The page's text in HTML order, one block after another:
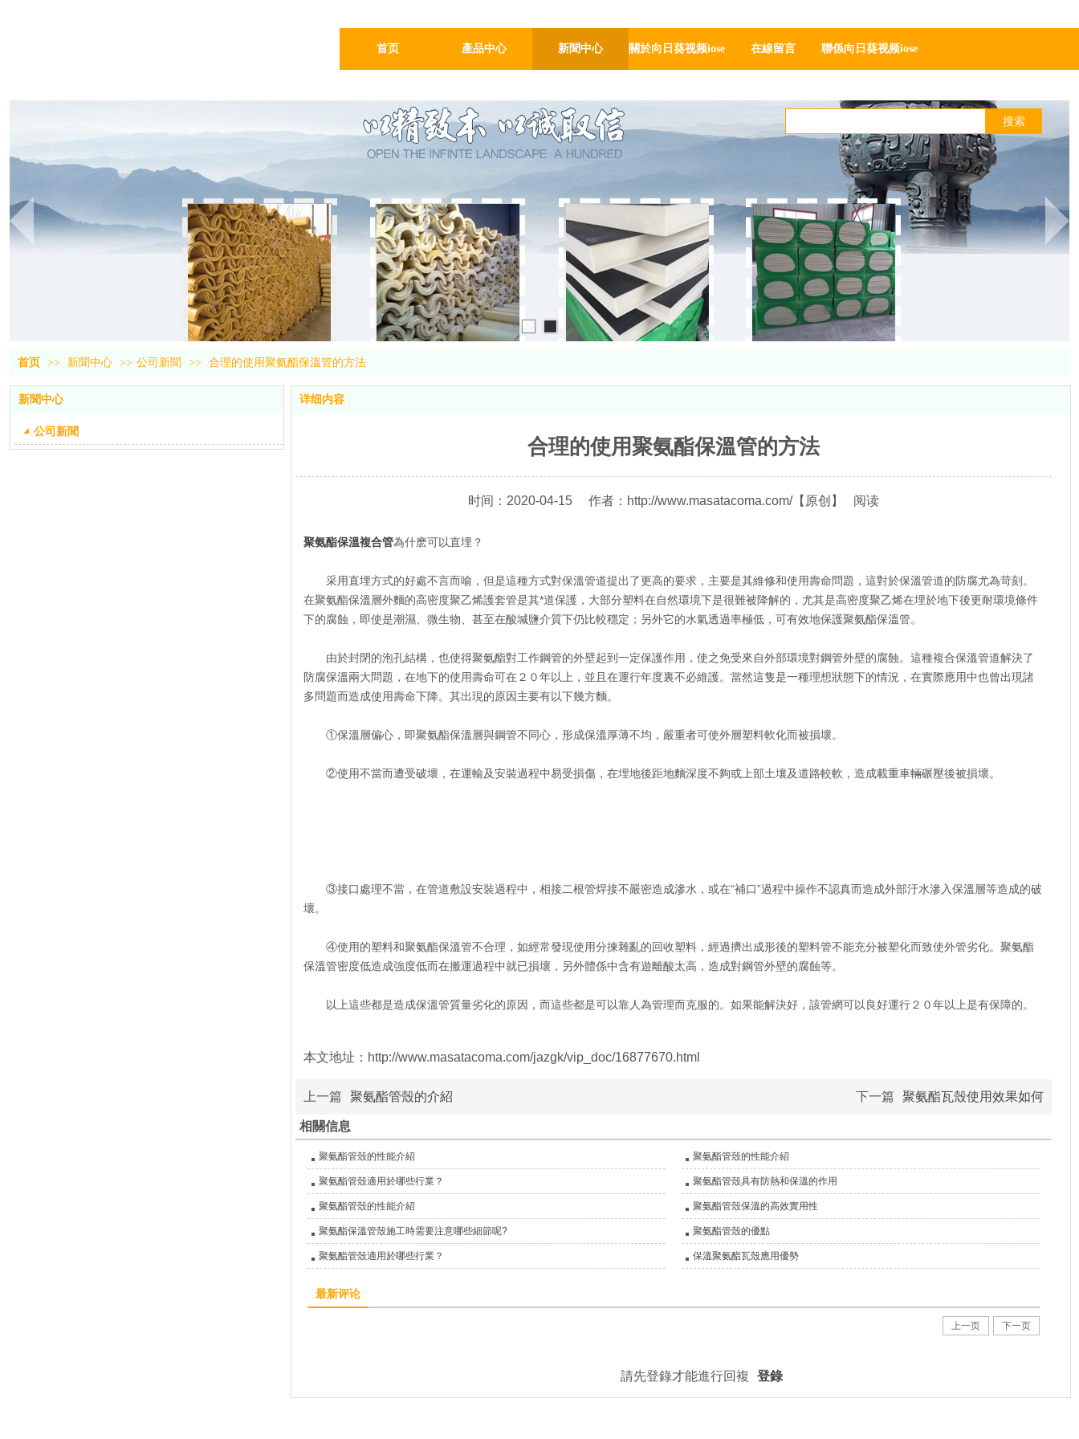
搜索
首页 產品中心 新聞中心 關於向日葵视频ioses下载安装下载
在線留言 聯係向日葵视频ioses下载官方
首页 >> 新聞中心 >> 公司新聞 >> 合理的使用聚氨酯保溫管的方法
新聞中心
公司新聞
详细内容
合理的使用聚氨酯保溫管的方法
时间：2020-04-15 作者：http://www.masatacoma.com/【原创】 阅读
聚氨酯保溫複合管為什麽可以直埋？
采用直埋方式的好處不言而喻，但是這種方式對保溫管道提出了更高的要求，主要是其維修和使用壽命問題，這對於保溫管道的防腐尤為苛刻。
在聚氨酯保溫層外麵的高密度聚乙烯護套管是其*道保護，大部分塑料在自然環境下是很難被降解的，尤其是高密度聚乙烯在埋於地下後更耐環境條件
下的腐蝕，即使是潮濕、微生物、甚至在酸堿鹽介質下仍比較穩定；另外它的水氣透過率極低，可有效地保護聚氨酯保溫管。
由於封閉的泡孔結構，也使得聚氨酯對工作鋼管的外壁起到一定保護作用，使之免受來自外部環境對鋼管外壁的腐蝕。這種複合保溫管道解決了
防腐保溫兩大問題，在地下的使用壽命可在２０年以上，並且在運行年度裏不必維護。當然這隻是一種理想狀態下的情況，在實際應用中也曾出現諸
多問題而造成使用壽命下降。其出現的原因主要有以下幾方麵。
①保溫層偏心，即聚氨酯保溫層與鋼管不同心，形成保溫厚薄不均，嚴重者可使外層塑料軟化而被損壞。
②使用不當而遭受破壞，在運輸及安裝過程中易受損傷，在埋地後距地麵深度不夠或上部土壤及道路較軟，造成載重車輛碾壓後被損壞。
③接口處理不當，在管道敷設安裝過程中，相接二根管焊接不嚴密造成滲水，或在“補口”過程中操作不認真而造成外部汙水滲入保溫層等造成的破
壞。
④使用的塑料和聚氨酯保溫管不合理，如經常發現使用分揀雜亂的回收塑料，經過擠出成形後的塑料管不能充分被塑化而致使外管劣化。聚氨酯
保溫管密度低造成強度低而在搬運過程中就已損壞，另外體係中含有遊離酸太高，造成對鋼管外壁的腐蝕等。
以上這些都是造成保溫管質量劣化的原因，而這些都是可以靠人為管理而克服的。如果能解決好，該管網可以良好運行２０年以上是有保障的。
本文地址：http://www.masatacoma.com/jazgk/vip_doc/16877670.html
上一篇 聚氨酯管殼的介紹 下一篇 聚氨酯瓦殼使用效果如何
相關信息
聚氨酯管殼的性能介紹 聚氨酯管殼的性能介紹
聚氨酯管殼適用於哪些行業？ 聚氨酯管殼具有防熱和保溫的作用
聚氨酯管殼的性能介紹 聚氨酯管殼保溫的高效實用性
聚氨酯保溫管殼施工時需要注意哪些細節呢? 聚氨酯管殼的優點
聚氨酯管殼適用於哪些行業？ 保溫聚氨酯瓦殼應用優勢
最新评论
上一页 下一页
請先登錄才能進行回複 登錄